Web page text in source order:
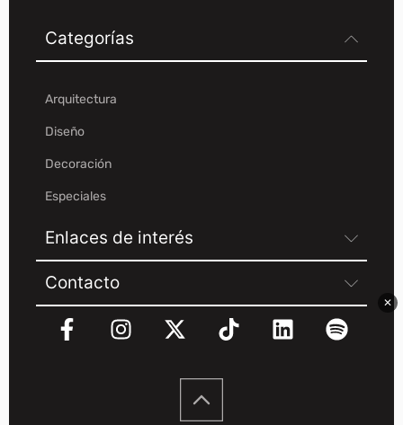
✕
Categorías
Arquitectura
Diseño
Decoración
Especiales
Enlaces de interés
Contacto